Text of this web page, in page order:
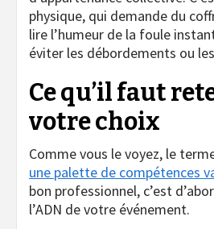
physique, qui demande du
lire l’humeur de la foule
éviter les débordements ou
Ce qu’il faut
votre choix
Comme vous le voyez, le
une palette de compétences
bon professionnel, c’est
l’ADN de votre événement.